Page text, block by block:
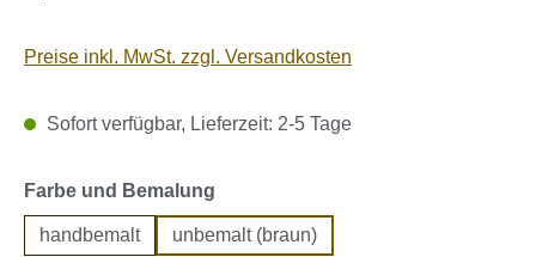
Preise inkl. MwSt. zzgl. Versandkosten
Sofort verfügbar, Lieferzeit: 2-5 Tage
Farbe und Bemalung
handbemalt unbemalt (braun)